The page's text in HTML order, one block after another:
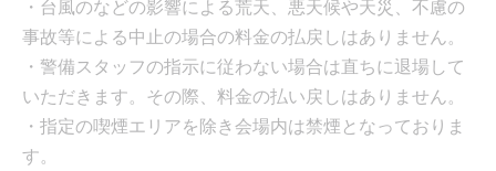
・台風のなどの影響による荒天、悪天候や天災、不慮の
事故等による中止の場合の料金の払戻しはありません。
・警備スタッフの指示に従わない場合は直ちに退場して
いただきます。その際、料金の払い戻しはありません。
・指定の喫煙エリアを除き会場内は禁煙となっておりま
す。